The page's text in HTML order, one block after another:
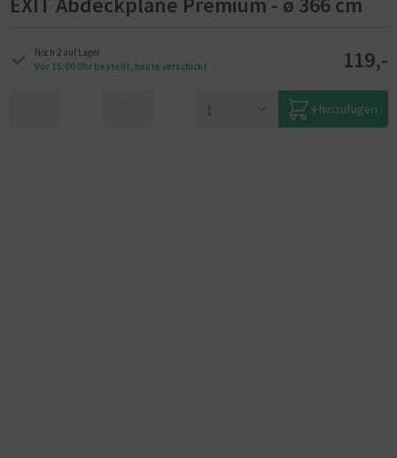
Noch 2 auf Lager
Vor 15:00 Uhr bestellt, heute verschickt
119,-
hinzufügen